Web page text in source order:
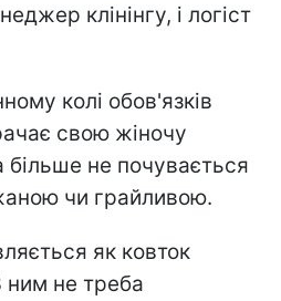
клінінгу, і логіст
колі обов'язків
свою жіночу
більше не почувається
чи грайливою.
як ковток
ним не треба